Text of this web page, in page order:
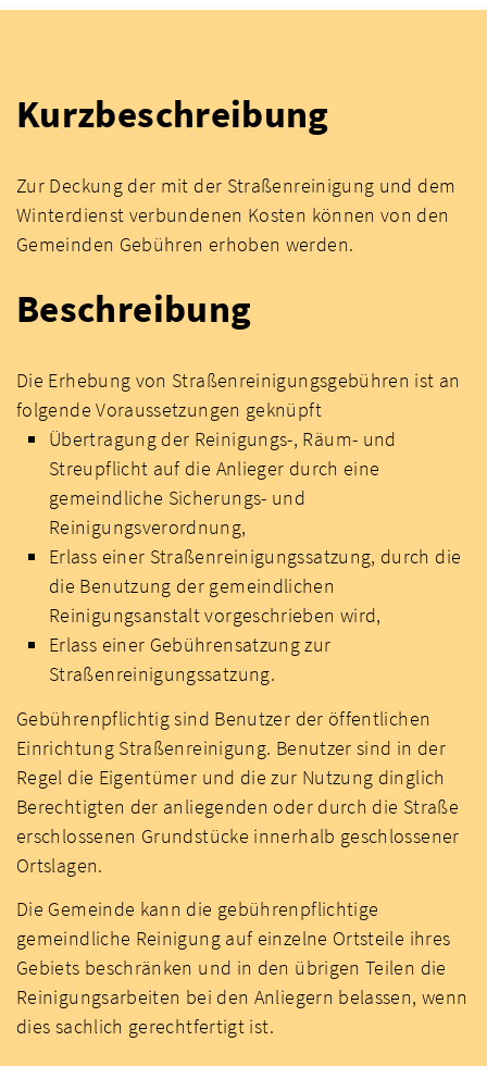
Kurzbeschreibung
Zur Deckung der mit der Straßenreinigung und dem
Winterdienst verbundenen Kosten können von den
Gemeinden Gebühren erhoben werden.
Beschreibung
Die Erhebung von Straßenreinigungsgebühren ist an
folgende Voraussetzungen geknüpft
Übertragung der Reinigungs-, Räum- und
Streupflicht auf die Anlieger durch eine
gemeindliche Sicherungs- und
Reinigungsverordnung,
Erlass einer Straßenreinigungssatzung, durch die
die Benutzung der gemeindlichen
Reinigungsanstalt vorgeschrieben wird,
Erlass einer Gebührensatzung zur
Straßenreinigungssatzung.
Gebührenpflichtig sind Benutzer der öffentlichen
Einrichtung Straßenreinigung. Benutzer sind in der
Regel die Eigentümer und die zur Nutzung dinglich
Berechtigten der anliegenden oder durch die Straße
erschlossenen Grundstücke innerhalb geschlossener
Ortslagen.
Die Gemeinde kann die gebührenpflichtige
gemeindliche Reinigung auf einzelne Ortsteile ihres
Gebiets beschränken und in den übrigen Teilen die
Reinigungsarbeiten bei den Anliegern belassen, wenn
dies sachlich gerechtfertigt ist.